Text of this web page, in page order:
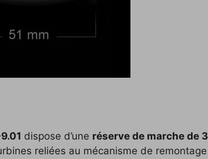
dispose d’une réserve de marche de
reliées au mécanisme de remontage